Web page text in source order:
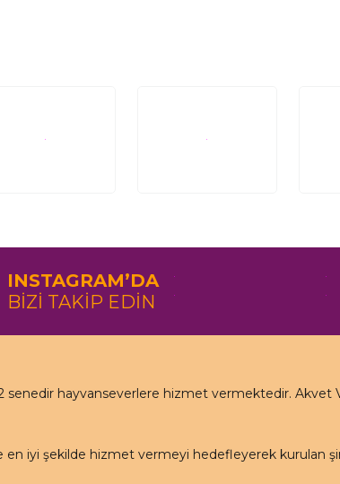
INSTAGRAM’DA
BİZİ TAKİP EDİN
hayvanseverlere hizmet vermektedir. Akvet
en iyi şekilde hizmet vermeyi hedefleyerek